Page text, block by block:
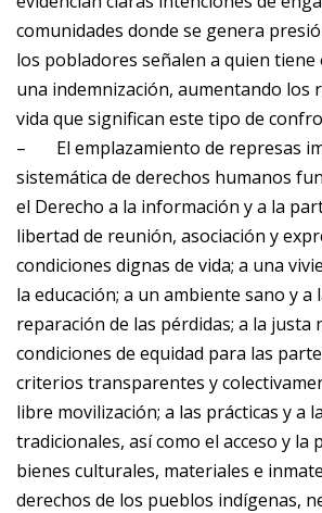
comunidades donde se genera
los pobladores señalen a quien tiene
una indemnización, aumentando los
vida que significan este tipo de
– El emplazamiento de represas
sistemática de derechos humanos
el Derecho a la información y a la
libertad de reunión, asociación y
condiciones dignas de vida; a una
la educación; a un ambiente sano y a
reparación de las pérdidas; a la justa
condiciones de equidad para las
criterios transparentes y
libre movilización; a las prácticas y a
tradicionales, así como el acceso y la
bienes culturales, materiales e
derechos de los pueblos indígenas,